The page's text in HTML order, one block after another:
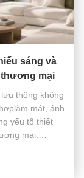
sáng và
mại
thông không
mát, ánh
yếu tố thiết
mại.